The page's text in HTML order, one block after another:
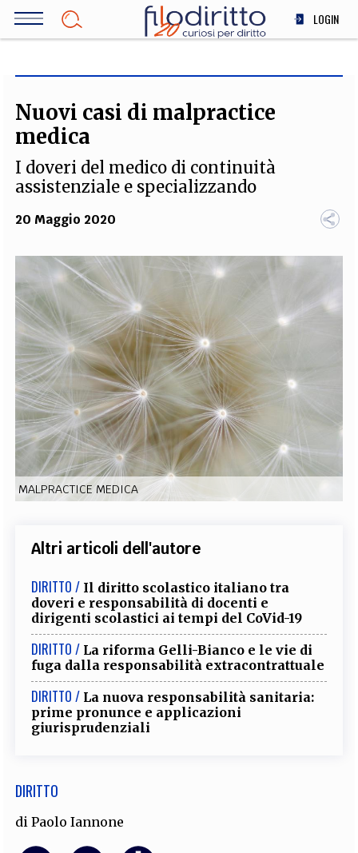
Salta
LOGIN
SOCIETÀ
MEDICINA
STORIA E FILOSOFIA
INNOVAZIONE
TEAM
FILODIRITTO REDAZIONE COMITATO SCIENTIFICO AUTORI CURATORI
FOTOGRAFI PARTNER COLLABORA CON NOI
EXTRA
CODICI RUBRICHE LIBRI PROCEEDINGS PUBBLICITÀ
SOCIAL MEDIA
Nuovi casi di malpractice
medica
I doveri del medico di continuità
assistenziale e specializzando
20 Maggio 2020
MALPRACTICE MEDICA
Altri articoli dell'autore
DIRITTO / Il diritto scolastico italiano tra
doveri e responsabilità di docenti e
dirigenti scolastici ai tempi del CoVid-19
DIRITTO / La riforma Gelli-Bianco e le vie di
fuga dalla responsabilità extracontrattuale
DIRITTO / La nuova responsabilità sanitaria:
prime pronunce e applicazioni
giurisprudenziali
DIRITTO
diPaolo Iannone